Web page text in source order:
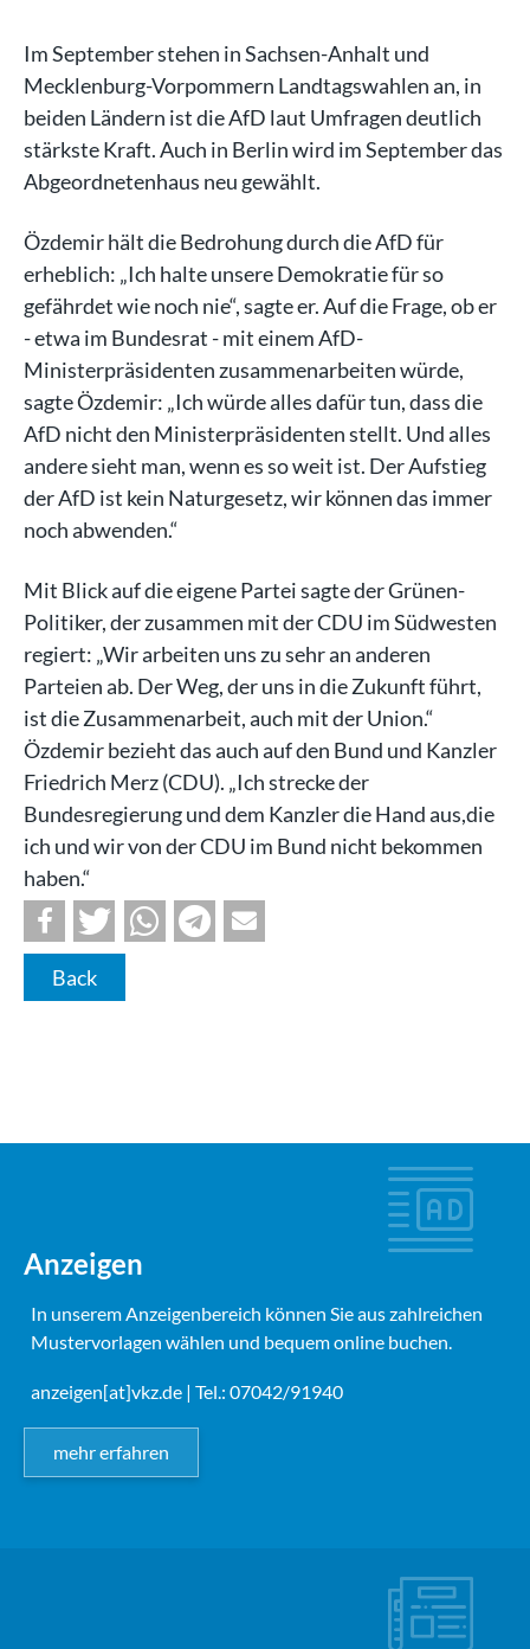
Im September stehen in Sachsen-Anhalt und
Mecklenburg-Vorpommern Landtagswahlen an, in
beiden Ländern ist die AfD laut Umfragen deutlich
stärkste Kraft. Auch in Berlin wird im September das
Abgeordnetenhaus neu gewählt.
Özdemir hält die Bedrohung durch die AfD für
erheblich: „Ich halte unsere Demokratie für so
gefährdet wie noch nie“, sagte er. Auf die Frage, ob er
- etwa im Bundesrat - mit einem AfD-
Ministerpräsidenten zusammenarbeiten würde,
sagte Özdemir: „Ich würde alles dafür tun, dass die
AfD nicht den Ministerpräsidenten stellt. Und alles
andere sieht man, wenn es so weit ist. Der Aufstieg
der AfD ist kein Naturgesetz, wir können das immer
noch abwenden.“
Mit Blick auf die eigene Partei sagte der Grünen-
Politiker, der zusammen mit der CDU im Südwesten
regiert: „Wir arbeiten uns zu sehr an anderen
Parteien ab. Der Weg, der uns in die Zukunft führt,
ist die Zusammenarbeit, auch mit der Union.“
Özdemir bezieht das auch auf den Bund und Kanzler
Friedrich Merz (CDU). „Ich strecke der
Bundesregierung und dem Kanzler die Hand aus,die
ich und wir von der CDU im Bund nicht bekommen
haben.“
Back
Anzeigen
In unserem Anzeigenbereich können Sie aus zahlreichen
Mustervorlagen wählen und bequem online buchen.
anzeigen[at]vkz.de | Tel.: 07042/91940
mehr erfahren